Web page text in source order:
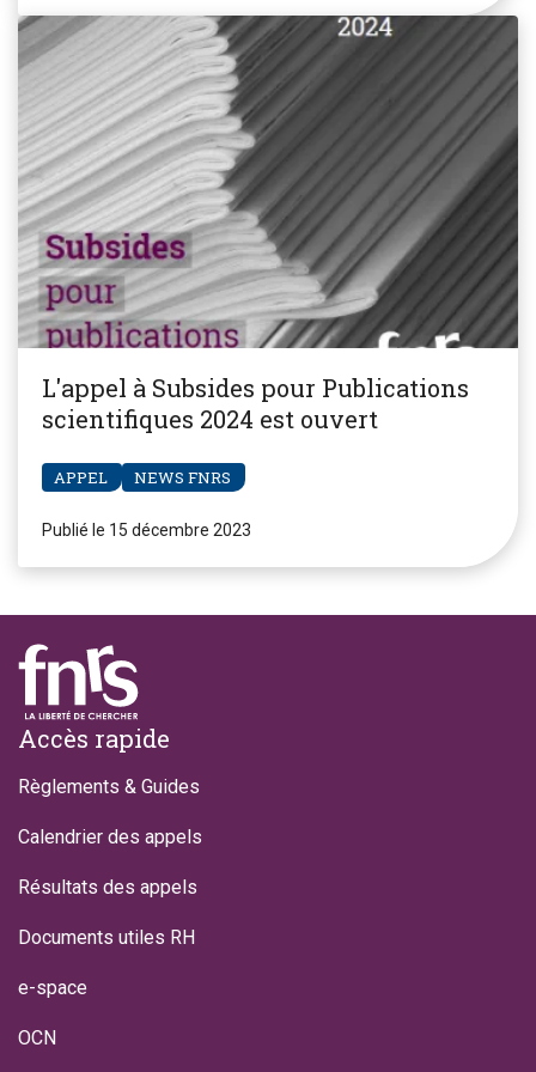
L'appel à Subsides pour Publications
scientifiques 2024 est ouvert
APPEL NEWS FNRS
Publié le 15 décembre 2023
Footer
Accès rapide
Règlements & Guides
Calendrier des appels
Résultats des appels
Documents utiles RH
e-space
OCN